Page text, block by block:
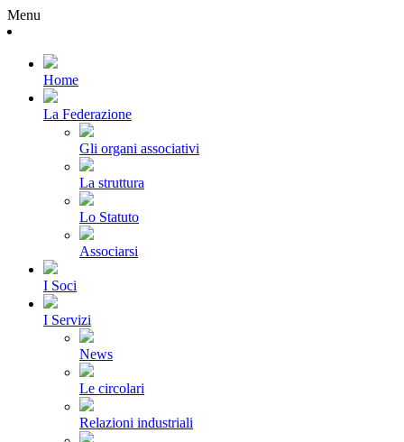
Menu
Home
La Federazione
Gli organi associativi
La struttura
Lo Statuto
Associarsi
I Soci
I Servizi
News
Le circolari
Relazioni industriali